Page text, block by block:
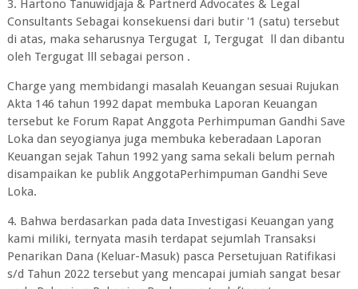
3. Hartono Tanuwidjaja & Partnerd Advocates & Legal
Consultants Sebagai konsekuensi dari butir '1 (satu) tersebut
di atas, maka seharusnya Tergugat I, Tergugat ll dan dibantu
oleh Tergugat lll sebagai person .
Charge yang membidangi masalah Keuangan sesuai Rujukan
Akta 146 tahun 1992 dapat membuka Laporan Keuangan
tersebut ke Forum Rapat Anggota Perhimpuman Gandhi Save
Loka dan seyogianya juga membuka keberadaan Laporan
Keuangan sejak Tahun 1992 yang sama sekali belum pernah
disampaikan ke publik AnggotaPerhimpuman Gandhi Seve
Loka.
4. Bahwa berdasarkan pada data Investigasi Keuangan yang
kami miliki, ternyata masih terdapat sejumlah Transaksi
Penarikan Dana (Keluar-Masuk) pasca Persetujuan Ratifikasi
s/d Tahun 2022 tersebut yang mencapai jumiah sangat besar